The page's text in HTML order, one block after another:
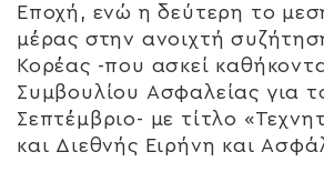
Εποχή, ενώ η δεύτερη το
μέρας στην ανοιχτή
Κορέας -που ασκεί
Συμβουλίου Ασφαλείας για
Σεπτέμβριο- με τίτλο
και Διεθνής Ειρήνη και